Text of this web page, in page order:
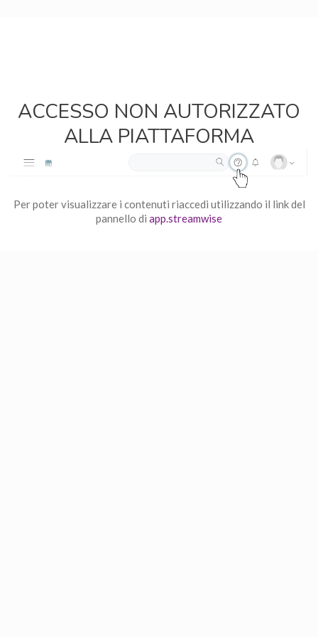
ACCESSO NON AUTORIZZATO
ALLA PIATTAFORMA
Per poter visualizzare i contenuti riaccedi utilizzando il link del
pannello di app.streamwise